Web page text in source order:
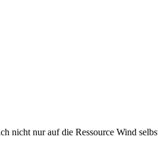
nicht nur auf die Ressource Wind